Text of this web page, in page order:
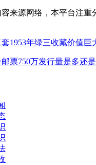
来源网络，本平台注重
1953年绿三收藏价值巨
票750万发行量是多还